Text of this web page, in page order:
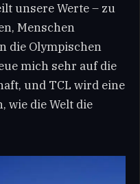
unsere Werte – zu
Menschen
die Olympischen
mich sehr auf die
und TCL wird eine
wie die Welt die